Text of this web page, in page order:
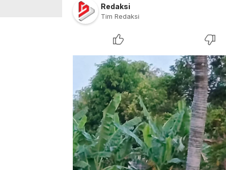
Redaksi
Tim Redaksi